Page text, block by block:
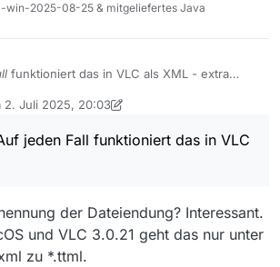
win-2025-08-25 & mitgeliefertes Java
funktioniert das in VLC als XML - extra
2. Juli 2025, 20:03
von styroll7. Feb. 2025, 22:08
jeden Fall funktioniert das in VLC
der Dateiendung? Interessant.
und VLC 3.0.21 geht das nur unter
zu *.ttml.